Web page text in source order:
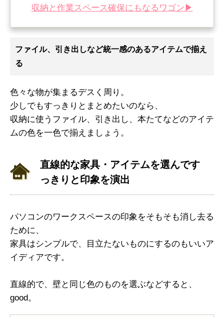
収納と作業スペース確保にもなるワゴン▶
ファイル、引き出しなど統一感のあるアイテムで揃え
る
色々な物が集まるデスく周り。
少しでもすっきりとまとめたいのなら、
収納に使うファイル、引き出し、本たてなどのアイテ
ムの色を一色で揃えましょう。
直線的な家具・アイテムを選んです
っきりと印象を演出
パソコンのワークスペースの印象をそもそも消し去る
ために、
家具はシンプルで、目立たないものにするのもいいア
イディアです。
直線的で、壁と同じ色のものを選ぶなどすると、
good。